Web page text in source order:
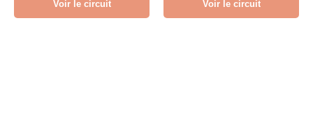
Voir le circuit Voir le circuit